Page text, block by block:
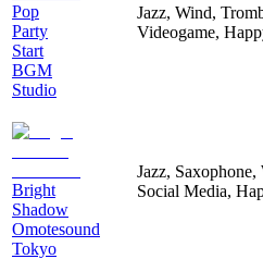
Pop
Party
Start
BGM
Studio
Jazz, Wind,
Videogame,
Bright
Shadow
Omotesound
Tokyo
Jazz, Saxophone,
Social Media,